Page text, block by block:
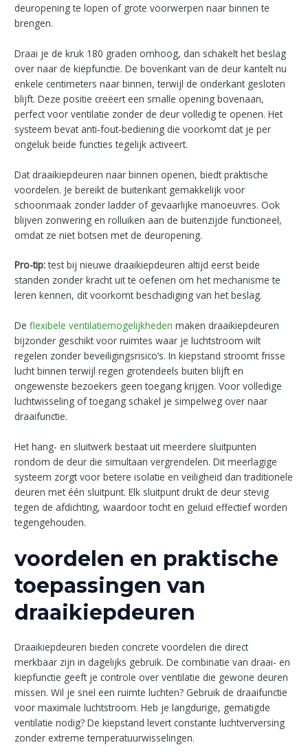
deuropening te lopen of grote voorwerpen naar binnen te
brengen.
Draai je de kruk 180 graden omhoog, dan schakelt het beslag
over naar de kiepfunctie. De bovenkant van de deur kantelt nu
enkele centimeters naar binnen, terwijl de onderkant gesloten
blijft. Deze positie creëert een smalle opening bovenaan,
perfect voor ventilatie zonder de deur volledig te openen. Het
systeem bevat anti-fout-bediening die voorkomt dat je per
ongeluk beide functies tegelijk activeert.
Dat draaikiepdeuren naar binnen openen, biedt praktische
voordelen. Je bereikt de buitenkant gemakkelijk voor
schoonmaak zonder ladder of gevaarlijke manoeuvres. Ook
blijven zonwering en rolluiken aan de buitenzijde functioneel,
omdat ze niet botsen met de deuropening.
Pro-tip:test bij nieuwe draaikiepdeuren altijd eerst beide
standen zonder kracht uit te oefenen om het mechanisme te
leren kennen, dit voorkomt beschadiging van het beslag.
Deflexibele ventilatiemogelijkheden maken draaikiepdeuren
bijzonder geschikt voor ruimtes waar je luchtstroom wilt
regelen zonder beveiligingsrisico’s. In kiepstand stroomt frisse
lucht binnen terwijl regen grotendeels buiten blijft en
ongewenste bezoekers geen toegang krijgen. Voor volledige
luchtwisseling of toegang schakel je simpelweg over naar
draaifunctie.
Het hang- en sluitwerk bestaat uit meerdere sluitpunten
rondom de deur die simultaan vergrendelen. Dit meerlagige
systeem zorgt voor betere isolatie en veiligheid dan traditionele
deuren met één sluitpunt. Elk sluitpunt drukt de deur stevig
tegen de afdichting, waardoor tocht en geluid effectief worden
tegengehouden.
voordelen en praktische
toepassingen van
draaikiepdeuren
Draaikiepdeuren bieden concrete voordelen die direct
merkbaar zijn in dagelijks gebruik. De combinatie van draai- en
kiepfunctie geeft je controle over ventilatie die gewone deuren
missen. Wil je snel een ruimte luchten? Gebruik de draaifunctie
voor maximale luchtstroom. Heb je langdurige, gematigde
ventilatie nodig? De kiepstand levert constante luchtverversing
zonder extreme temperatuurwisselingen.